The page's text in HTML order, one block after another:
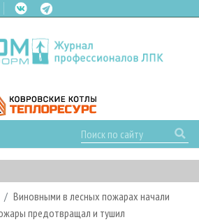
Виновными в лесных пожарах начали
предотвращал и тушил